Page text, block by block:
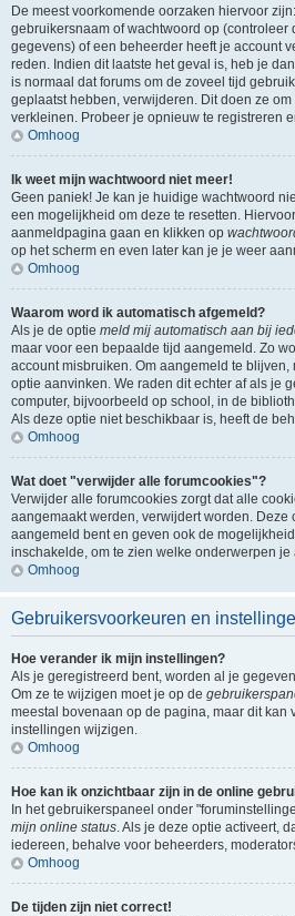
De meest voorkomende oorzaken hiervoor
gebruikersnaam of wachtwoord op (controleer
gegevens) of een beheerder heeft je account
reden. Indien dit laatste het geval is, heb je
is normaal dat forums om de zoveel tijd
geplaatst hebben, verwijderen. Dit doen ze
verkleinen. Probeer je opnieuw te registreren
Omhoog
Ik weet mijn wachtwoord niet meer!
Geen paniek! Je kan je huidige wachtwoord
een mogelijkheid om deze te resetten.
aanmeldpagina gaan en klikken op
op het scherm en even later kan je je weer
Omhoog
Waarom word ik automatisch afgemeld?
Als je de optie meld mij automatisch aan bij
maar voor een bepaalde tijd aangemeld. Zo
account misbruiken. Om aangemeld te
optie aanvinken. We raden dit echter af als je
computer, bijvoorbeeld op school, in de
Als deze optie niet beschikbaar is, heeft de
Omhoog
Wat doet "verwijder alle forumcookies"?
Verwijder alle forumcookies zorgt dat alle
aangemaakt werden, verwijdert worden. Deze
aangemeld bent en geven ook de
inschakelde, om te zien welke onderwerpen je
Omhoog
Gebruikersvoorkeuren en
Hoe verander ik mijn instellingen?
Als je geregistreerd bent, worden al je
Om ze te wijzigen moet je op de
meestal bovenaan op de pagina, maar dit kan
instellingen wijzigen.
Omhoog
Hoe kan ik onzichtbaar zijn in de online
In het gebruikerspaneel onder
mijn online status. Als je deze optie activeert,
iedereen, behalve voor beheerders,
Omhoog
De tijden zijn niet correct!